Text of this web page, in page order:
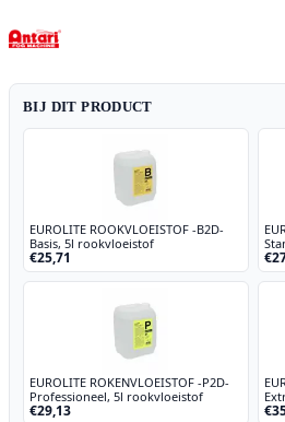
BIJ DIT PRODUCT
EUROLITE ROOKVLOEISTOF -B2D-
Basis, 5l rookvloeistof
€25,71
EUROLITE ROKENVLOEISTOF -P2D-
Professioneel, 5l rookvloeistof
€29,13